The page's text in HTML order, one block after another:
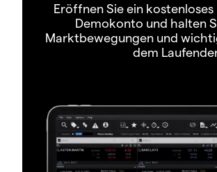
Eröffnen Sie ein
Demokonto und halten
Marktbewegungen und
dem